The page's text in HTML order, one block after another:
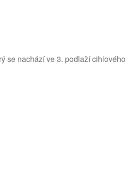
se nachází ve 3. podlaží